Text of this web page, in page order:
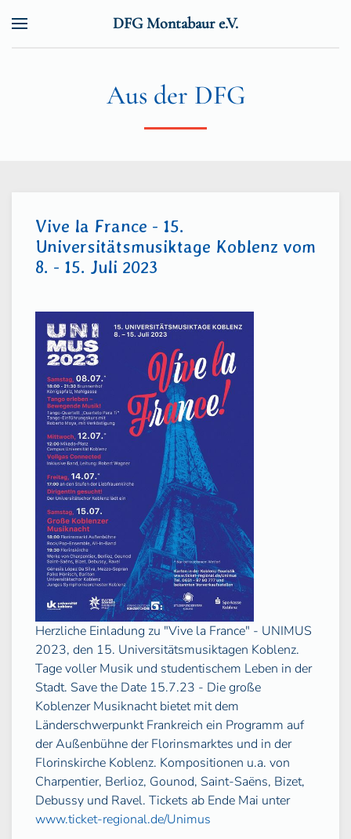
DFG Montabaur e.V.
Aus der DFG
Vive la France - 15.
Universitätsmusiktage Koblenz vom
8. - 15. Juli 2023
Herzliche Einladung zu "Vive la France" - UNIMUS
2023, den 15. Universitätsmusiktagen Koblenz.
Tage voller Musik und studentischem Leben in der
Stadt. Save the Date 15.7.23 - Die große
Koblenzer Musiknacht bietet mit dem
Länderschwerpunkt Frankreich ein Programm auf
der Außenbühne der Florinsmarktes und in der
Florinskirche Koblenz. Kompositionen u.a. von
Charpentier, Berlioz, Gounod, Saint-Saëns, Bizet,
Debussy und Ravel. Tickets ab Ende Mai unter
www.ticket-regional.de/Unimus